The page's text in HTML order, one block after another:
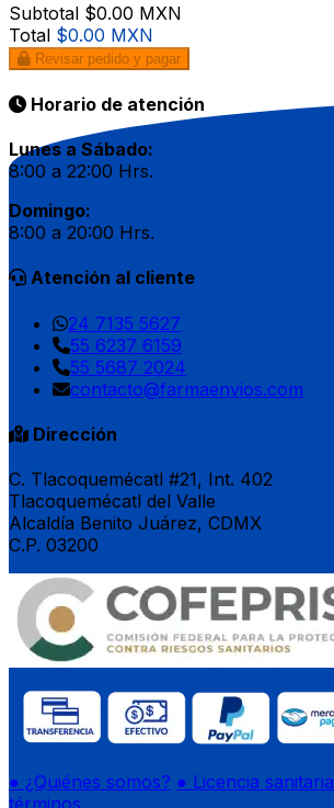
Subtotal $0.00 MXN
Total $0.00 MXN
Revisar pedido y pagar
Horario de atención
Lunes a Sábado:
8:00 a 22:00 Hrs.
Domingo:
8:00 a 20:00 Hrs.
Atención al cliente
24 7135 5627
55 6237 6159
55 5687 2024
contacto@farmaenvios.com
Dirección
C. Tlacoquemécatl #21, Int. 402
Tlacoquemécatl del Valle
Alcaldía Benito Juárez, CDMX
C.P. 03200
● ¿Quiénes somos? ● Licencia sanitaria